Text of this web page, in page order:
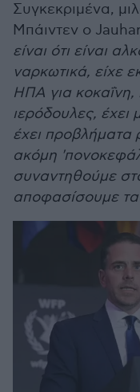
Συγκεκριμένα,
Μπάιντεν ο
είναι ότι είναι
ναρκωτικά, είχε
ΗΠΑ για
ιερόδουλες, έχει
έχει προβλήματα
ακόμη
συναντηθούμε
αποφασίσουμε